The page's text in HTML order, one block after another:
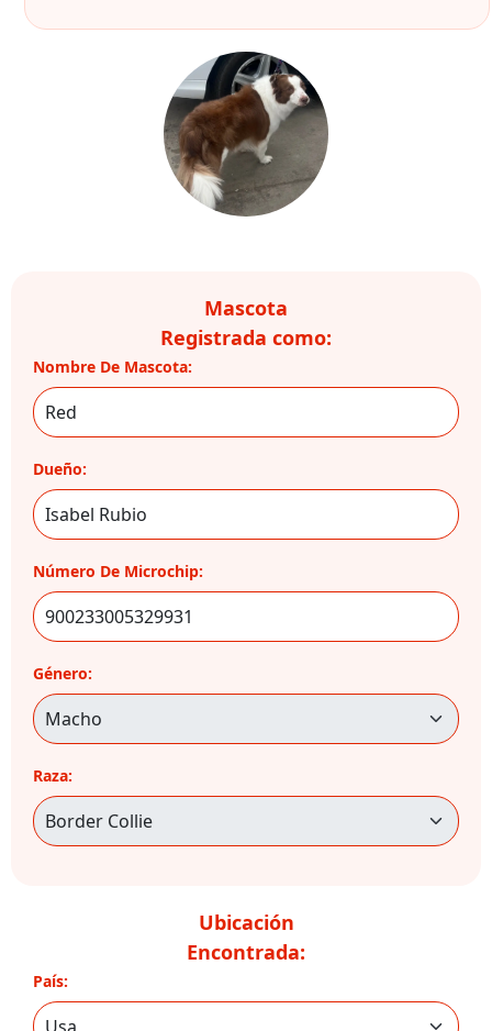
Mascota
Registrada como:
Nombre De Mascota:
Dueño:
Número De Microchip:
Género:
Raza:
Ubicación
Encontrada:
País: